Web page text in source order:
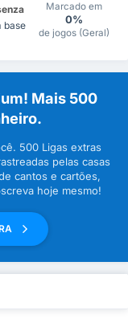
base
Marcado em
0%
de jogos (Geral)
Mais 500
500 Ligas extras
pelas casas
cantos e cartões,
hoje mesmo!